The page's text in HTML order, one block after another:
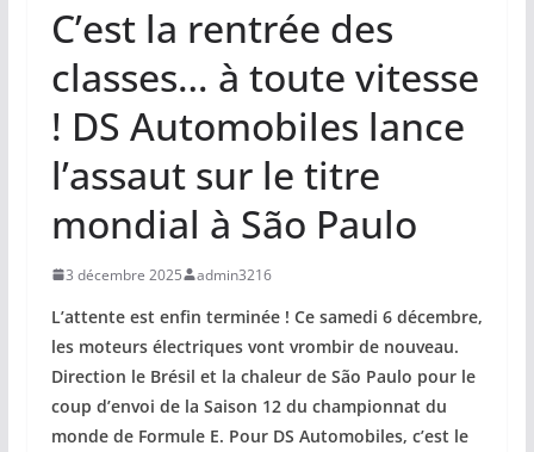
C’est la rentrée des
classes… à toute vitesse
! DS Automobiles lance
l’assaut sur le titre
mondial à São Paulo
3 décembre 2025 admin3216
L’attente est enfin terminée ! Ce samedi 6 décembre,
les moteurs électriques vont vrombir de nouveau.
Direction le Brésil et la chaleur de São Paulo pour le
coup d’envoi de la Saison 12 du championnat du
monde de Formule E. Pour DS Automobiles, c’est le